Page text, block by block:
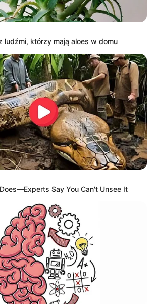
ludźmi, którzy mają aloes w domu
Say You Can't Unsee It